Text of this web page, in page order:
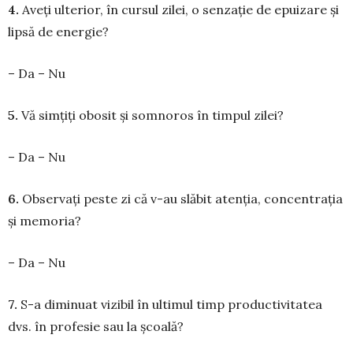
4. Aveți ulterior, în cursul zilei, o senzație de epui­zare și
lipsă de energie?
– Da – Nu
5. Vă simțiți obosit și somnoros în timpul zilei?
– Da – Nu
6. Observați peste zi că v-au slă­bit atenția, concen­trația
și me­moria?
– Da – Nu
7. S-a diminuat vizibil în ultimul timp producti­vi­tatea
dvs. în profesie sau la școală?